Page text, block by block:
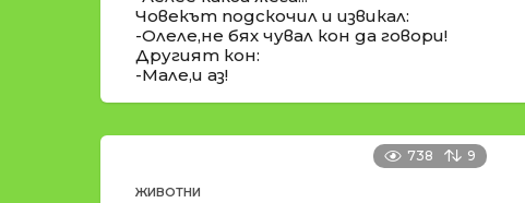
Човекът подскочил и извикал:
-Олеле,не бях чувал кон да говори!
Другият кон:
-Мале,и аз!
738 9
ЖИВОТНИ